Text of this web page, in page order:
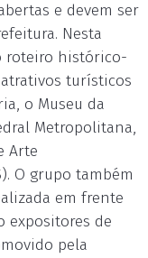
e devem ser
Nesta
roteiro histórico-
turísticos
o Museu da
Metropolitana,
Arte
O grupo também
em frente
expositores de
pela